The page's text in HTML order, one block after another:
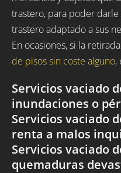
trastero, para poder
trastero adaptado a sus
En ocasiones, si la
de pisos sin coste alguno,
Servicios vaciado
inundaciones o
Servicios vaciado
renta a malos
Servicios vaciado
quemaduras